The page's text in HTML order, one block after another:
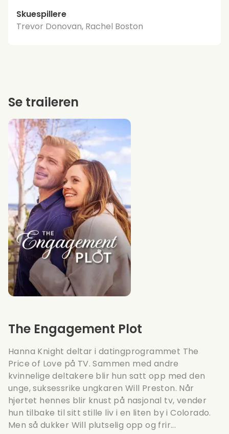
Skuespillere
Trevor Donovan, Rachel Boston
The Engagement Plot
Hanna Knight deltar i datingprogrammet The
Price of Love på TV. Sammen med andre
kvinnelige deltakere blir hun satt opp med den
unge, suksessrike ungkaren Will Preston. Når
hjertet hennes blir knust på nasjonal tv, vender
hun tilbake til sitt stille liv i en liten by i Colorado.
Men så dukker Will plutselig opp og frir...
Se traileren